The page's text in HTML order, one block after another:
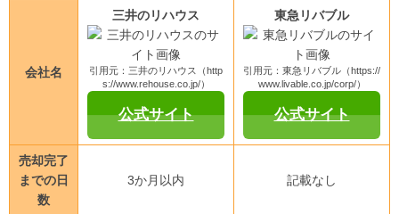
会社名
三井のリハウス
引用元：三井のリハウス（http
s://www.rehouse.co.jp/）
公式サイト
東急リバブル
引用元：東急リバブル（https://
www.livable.co.jp/corp/）
公式サイト
売却完了
までの日
数
3か月以内 記載なし